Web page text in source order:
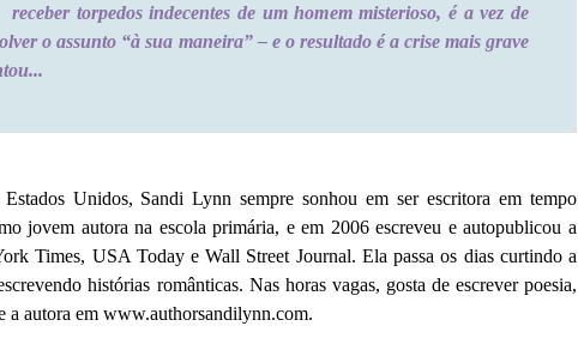
receber torpedos indecentes de um homem misterioso, é a vez de
o assunto “à sua maneira” – e o resultado é a crise mais grave
Unidos, Sandi Lynn sempre sonhou em ser escritora em tempo
jovem autora na escola primária, e em 2006 escreveu e autopublicou a
Times, USA Today e Wall Street Journal. Ela passa os dias curtindo a
histórias românticas. Nas horas vagas, gosta de escrever poesia,
a autora em www.authorsandilynn.com.